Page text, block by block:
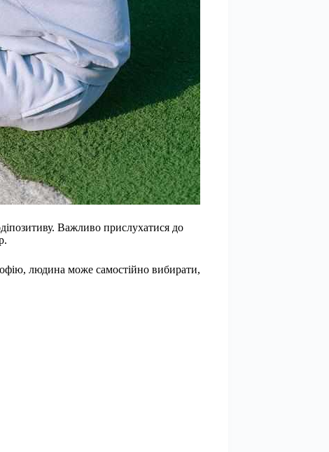
Важливо прислухатися до
людина може самостійно вибирати,